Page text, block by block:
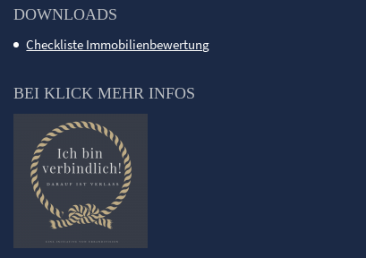
DOWNLOADS
Checkliste Immobilienbewertung
BEI KLICK MEHR INFOS